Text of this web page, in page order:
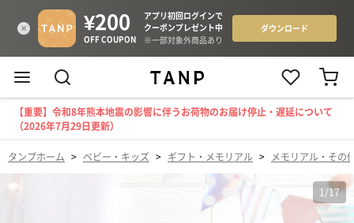
【重要】令和8年熊本地震の影響に伴うお荷物のお届け停止・遅延について
（2026年7月29日更新）
タンプホーム > ベビー・キッズ > ギフト・メモリアル > メモリアル・その
1 /17